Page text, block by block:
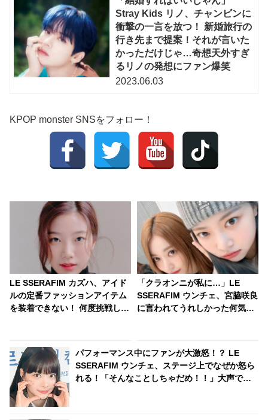
Stray Kids リノ、チャンビンに
衝撃の一言を放つ！ 新婚旅行の
行き先まで提案！それが言いた
かっただけじゃ…奇想天外すぎ
るリノの発想にファン爆笑
2023.06.03
KPOP monster SNSをフォロー！
LE SSERAFIM カズハ、アイド
ルの定番ファッションアイテム
を装着できない！ 何度挑戦して
「クラオンニが私に…」LE
SSERAFIM ウンチェ、宮脇咲良
に言われてうれしかった何気な
何？
パフォーマンス中にファンが大激怒！？ LE
SSERAFIM ウンチェ、ステージ上でなぜか怒ら
れる！「そんなことしちゃだめ！！」大声で叫